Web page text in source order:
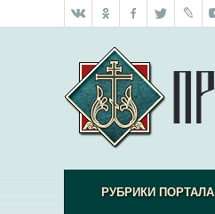
РУБРИКИ ПОРТАЛА